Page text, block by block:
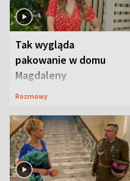
Tak wygląda
pakowanie w domu
Magdaleny
Waligórskiej-Lisieckiej.
Rozmowy